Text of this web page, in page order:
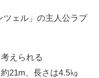
ツェル」の主人公ラプ
えられる
21m、長さは4.5㎏